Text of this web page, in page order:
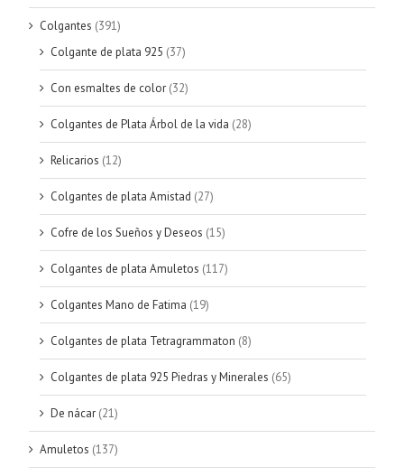
Colgantes (391)
Colgante de plata 925 (37)
Con esmaltes de color (32)
Colgantes de Plata Árbol de la vida (28)
Relicarios (12)
Colgantes de plata Amistad (27)
Cofre de los Sueños y Deseos (15)
Colgantes de plata Amuletos (117)
Colgantes Mano de Fatima (19)
Colgantes de plata Tetragrammaton (8)
Colgantes de plata 925 Piedras y Minerales (65)
De nácar (21)
Amuletos (137)